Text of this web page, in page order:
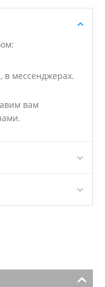
в мессенджерах.
вам